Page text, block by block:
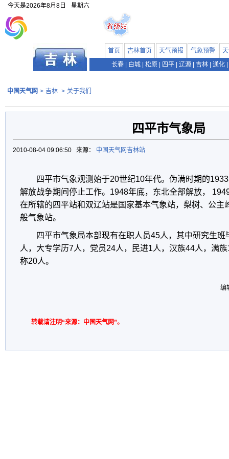
今天是2026年8月8日 星期六
首页 吉林首页 天气预报 气象预警
长春
白城 松原 四平 辽源 吉林 通化
中国天气网 > 吉林 > 关于我们
四平市气象局
2010-08-04 09:06:50 来源： 中国天气网吉林站
四平市气象观测始于20世纪10年代。伪满时期的
解放战争期间停止工作。1948年底，东北全部解放，
在所辖的四平站和双辽站是国家基本气象站，梨树、公主
般气象站。
四平市气象局本部现有在职人员45人，其中研究生
人，大专学历7人，党员24人，民进1人，汉族44人，满
称20人。
编
转载请注明“来源：中国天气网”。